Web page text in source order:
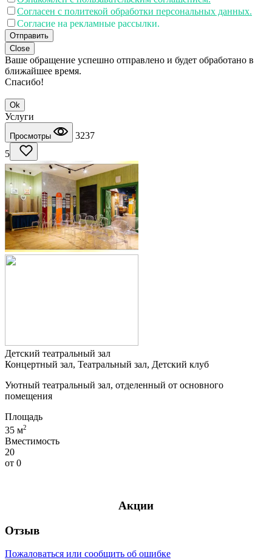
Согласен с политекой обработки персональных данных.
Согласие на рекламные рассылки.
Отправить
Close
Ваше обращение успешно отправлено и будет обработано в
ближайшее время.
Спасибо!
Ok
Услуги
Просмотры
3237
5
Детский театральный зал
Концертный зал, Театральный зал, Детский клуб
Уютный театральный зал, отделенный от основного
помещения
Площадь
35 м2
Вместимость
20
от 0
Акции
Отзыв
Пожаловаться или сообщить об ошибке